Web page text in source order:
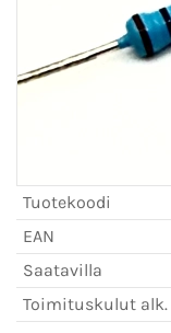
Tuotekoodi
EAN
Saatavilla
Toimituskulut alk.